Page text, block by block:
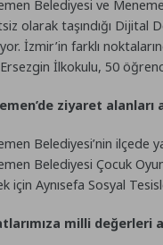
Belediyesi ve
olarak taşındığı Dijital
İzmir’in farklı
İlkokulu, 50
ziyaret alanları
Belediyesi’nin ilçede
Belediyesi Çocuk
için Aynısefa Sosyal
milli değerleri